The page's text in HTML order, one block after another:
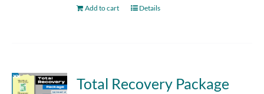
Add to cart Details
Total Recovery Package